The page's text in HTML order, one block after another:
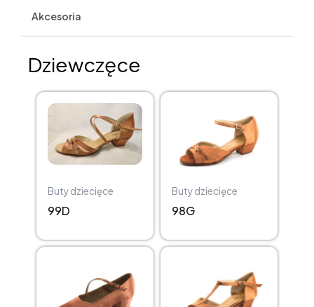
Akcesoria
Dziewczęce
Buty dziecięce
99D
Buty dziecięce
98G